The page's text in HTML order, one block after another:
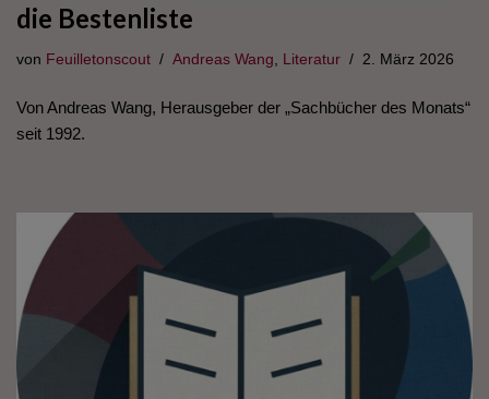
die Bestenliste
von Feuilletonscout Andreas Wang Literatur 2. März 2026
Von Andreas Wang, Herausgeber der „Sachbücher des Monats“
seit 1992.